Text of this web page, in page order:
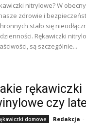
nitrylowe? W
zdrowie i
stało się
Rękawiczki
są szczególnie...
rękawiczki
czy
domowe Redakcja -